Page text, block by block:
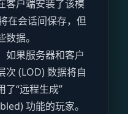
客户端安装了该模
在会话间保存，但
据。
如果服务器和客户
次 (LOD) 数据将自
了“远程生成”
功能的玩家。